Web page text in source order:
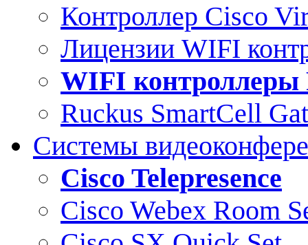
Контроллер Cisco
Лицензии WIFI
WIFI контроллеры
Ruckus SmartCell
Системы
Cisco Telepresence
Cisco Webex Room